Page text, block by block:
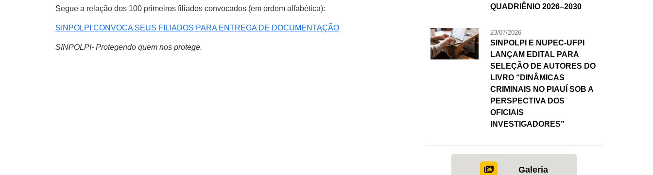
Segue a relação dos 100 primeiros filiados convocados (em ordem alfabética):
SINPOLPI CONVOCA SEUS FILIADOS PARA ENTREGA DE DOCUMENTAÇÃO
SINPOLPI- Protegendo quem nos protege.
QUADRIÊNIO 2026–2030
23/07/2026
SINPOLPI E NUPEC-UFPI
LANÇAM EDITAL PARA
SELEÇÃO DE AUTORES DO
LIVRO “DINÂMICAS
CRIMINAIS NO PIAUÍ SOB A
PERSPECTIVA DOS
OFICIAIS
INVESTIGADORES”
Galeria